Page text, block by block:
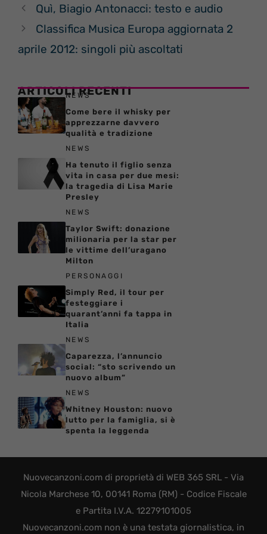
Quì, Biagio Antonacci: testo e audio
Classifica Musica Europa aggiornata 2
aprile 2012: singoli più ascoltati
ARTICOLI RECENTI
NEWS
Come bere il whisky per
apprezzarne davvero
qualità e tradizione
NEWS
Ha tenuto il figlio senza
vita in casa per due mesi:
la tragedia di Lisa Marie
Presley
NEWS
Taylor Swift: donazione
milionaria per la star per
le vittime dell’uragano
Milton
PERSONAGGI
Simply Red, il tour per
festeggiare i
quarant’anni fa tappa in
Italia
NEWS
Caparezza, l’annuncio
social: “sto scrivendo un
nuovo album”
NEWS
Whitney Houston: nuovo
lutto per la famiglia, si è
spenta la leggenda
Nuovecanzoni.com di proprietà di WEB 365 SRL - Via
Nicola Marchese 10, 00141 Roma (RM) - Codice Fiscale
e Partita I.V.A. 12279101005
Nuovecanzoni.com non è una testata giornalistica, in